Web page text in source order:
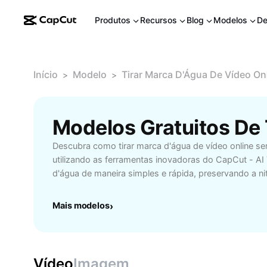
Produtos Recursos Blog Modelos
Início > Modelo > Tirar Marca D'Água De Vídeo
Descubra como tirar marca d'água de vídeo online
utilizando as ferramentas inovadoras do CapCut - AI
d'água de maneira simples e rápida, preservando a
reutilizar vídeos, ou usuários que desejam remover
instalar programas pesados. Aproveite recursos
Mais modelos›